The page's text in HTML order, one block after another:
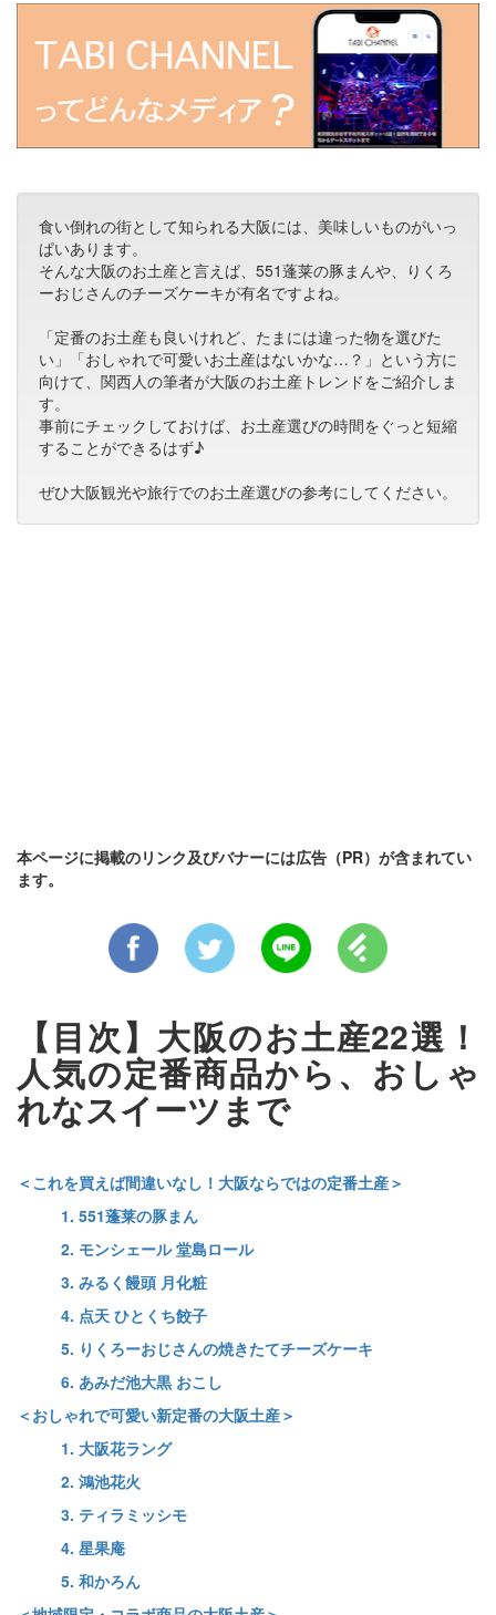
食い倒れの街として知られる大阪には、美味しいものがいっ
ぱいあります。
そんな大阪のお土産と言えば、551蓬莱の豚まんや、りくろ
ーおじさんのチーズケーキが有名ですよね。
「定番のお土産も良いけれど、たまには違った物を選びた
い」「おしゃれで可愛いお土産はないかな…？」という方に
向けて、関西人の筆者が大阪のお土産トレンドをご紹介しま
す。
事前にチェックしておけば、お土産選びの時間をぐっと短縮
することができるはず♪
ぜひ大阪観光や旅行でのお土産選びの参考にしてください。
本ページに掲載のリンク及びバナーには広告（PR）が含まれてい
ます。
【目次】大阪のお土産22選！
人気の定番商品から、おしゃ
れなスイーツまで
＜これを買えば間違いなし！大阪ならではの定番土産＞
1. 551蓬莱の豚まん
2. モンシェール 堂島ロール
3. みるく饅頭 月化粧
4. 点天 ひとくち餃子
5. りくろーおじさんの焼きたてチーズケーキ
6. あみだ池大黒 おこし
＜おしゃれで可愛い新定番の大阪土産＞
1. 大阪花ラング
2. 鴻池花火
3. ティラミッシモ
4. 星果庵
5. 和かろん